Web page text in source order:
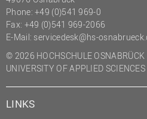
Phone: +49 (0)541 969-0
Fax: +49 (0)541 969-2066
E-Mail: servicedesk@hs-
© 2026 HOCHSCHULE OSNABRÜCK
UNIVERSITY OF APPLIED SCIENCES
LINKS